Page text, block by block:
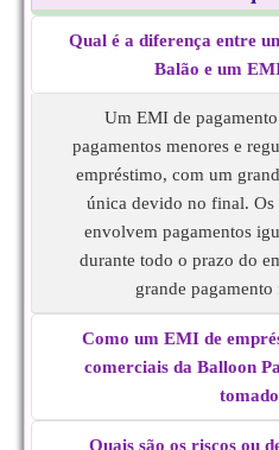
Qual é a diferença entre
Balão e um
Um EMI de
pagamentos menores e
empréstimo, com um
única devido no final. Os
envolvem pagamentos
durante todo o prazo do
grande
Como um EMI de
comerciais da Balloon
Quais são os riscos ou